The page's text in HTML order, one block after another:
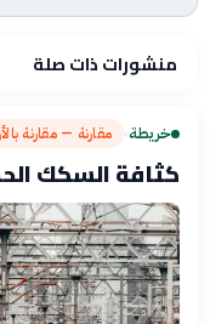
منشورات ذات صلة
خريطة› مقارنة — مقارنة
كثافة السكك